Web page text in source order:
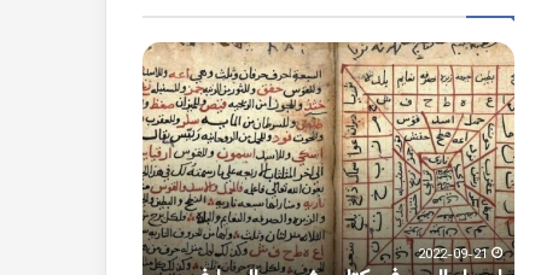
اسماء
الجن
في
كتاب
شمس
المعارف
2022-09-21
كلمات
بها
همزة
متطرفة
على
الواو